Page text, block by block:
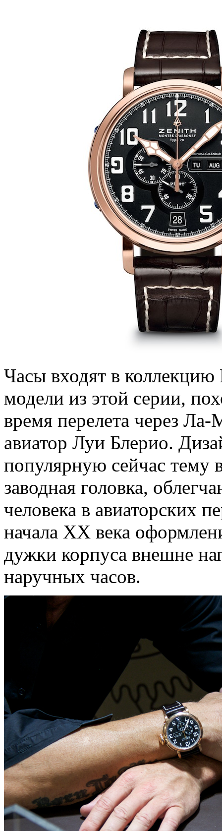
Часы входят в
модели из этой серии,
время перелета через
авиатор Луи Блерио.
популярную сейчас тему
заводная головка,
человека в авиаторских
начала XX века
дужки корпуса внешне
наручных часов.